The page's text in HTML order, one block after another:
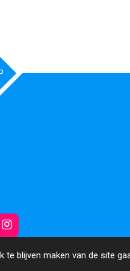
blijven maken van de site
I
n
s